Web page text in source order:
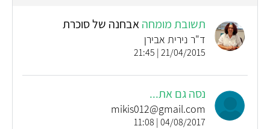
תשובת מומחהאבחנה של סוכרת
ד"ר נירית אבירן
21/04/2015 | 21:45
נסה גם את...
mikis012@gmail.com
04/08/2017 | 11:08